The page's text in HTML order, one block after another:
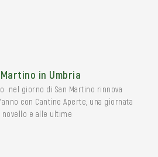
in Umbria
nel giorno di San Martino rinnova
con Cantine Aperte, una giornata
e alle ultime